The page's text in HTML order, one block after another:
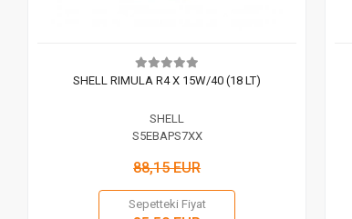
SHELL RIMULA R4 X 15W/40 (18 LT)
SHELL
S5EBAPS7XX
88,15 EUR
Sepetteki FiyatSepete Ekle